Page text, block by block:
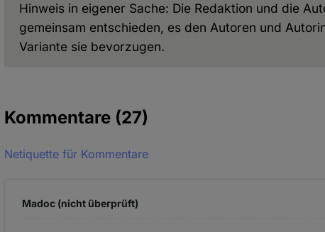
Hinweis in eigener Sache: Die Redaktion und die
gemeinsam entschieden, es den Autoren und
Variante sie bevorzugen.
Kommentare (27)
Netiquette für Kommentare
Madoc (nicht überprüft)